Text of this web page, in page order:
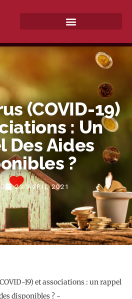
(COVID-19)
: Un
Des Aides
?
23 AVRIL 2021